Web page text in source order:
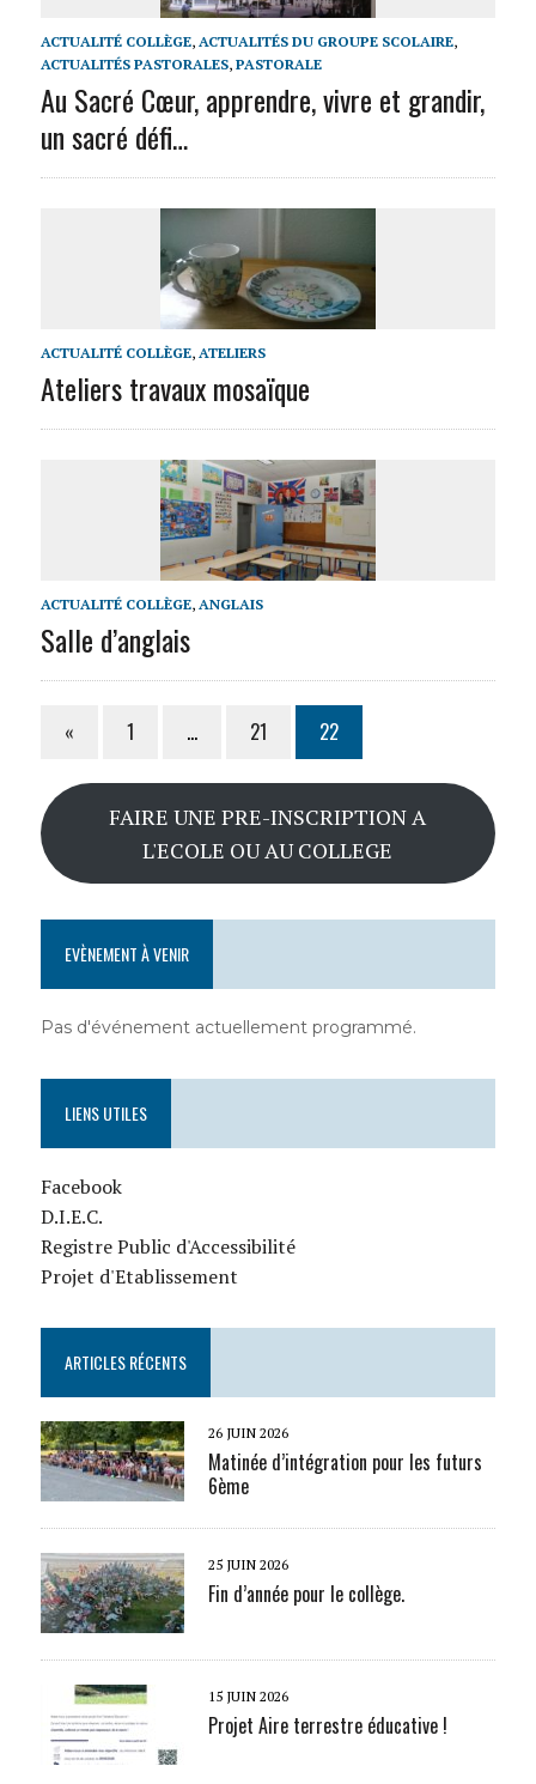
ACTUALITÉ COLLÈGE, ACTUALITÉS DU GROUPE SCOLAIRE,
ACTUALITÉS PASTORALES, PASTORALE
Au Sacré Cœur, apprendre, vivre et grandir,
un sacré défi…
ACTUALITÉ COLLÈGE, ATELIERS
Ateliers travaux mosaïque
ACTUALITÉ COLLÈGE, ANGLAIS
Salle d’anglais
« 1 … 21 22
FAIRE UNE PRE-INSCRIPTION A
L'ECOLE OU AU COLLEGE
EVÈNEMENT À VENIR
Pas d'événement actuellement programmé.
LIENS UTILES
Facebook
D.I.E.C.
Registre Public d'Accessibilité
Projet d'Etablissement
ARTICLES RÉCENTS
26 JUIN 2026
Matinée d’intégration pour les futurs
6ème
25 JUIN 2026
Fin d’année pour le collège.
15 JUIN 2026
Projet Aire terrestre éducative !